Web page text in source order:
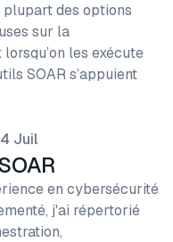
plupart des options
sur la
les exécute
SOAR s’appuient
Juil
en cybersécurité
j'ai répertorié